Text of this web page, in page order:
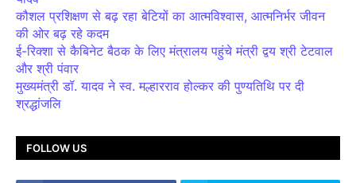
कौशल प्रशिक्षण से बढ़ रहा बेटियों का आत्मविश्वास, आत्मनिर्भर जीवन
की ओर बढ़ रहे कदम
ई-रिक्शा से कैबिनेट बैठक के लिए मंत्रालय पहुंचे मंत्री द्वय श्री टेटवाल
और श्री पंवार
मुख्यमंत्री डॉ. यादव ने स्व. मल्हारराव होल्कर की पुण्यतिथि पर दी
श्रद्धांजलि
FOLLOW US